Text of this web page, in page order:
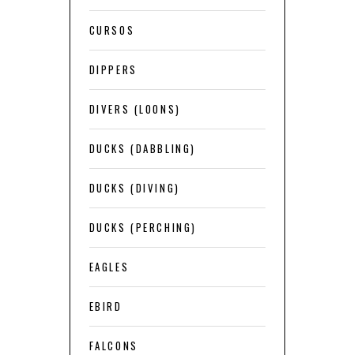
CURSOS
DIPPERS
DIVERS (LOONS)
DUCKS (DABBLING)
DUCKS (DIVING)
DUCKS (PERCHING)
EAGLES
EBIRD
FALCONS